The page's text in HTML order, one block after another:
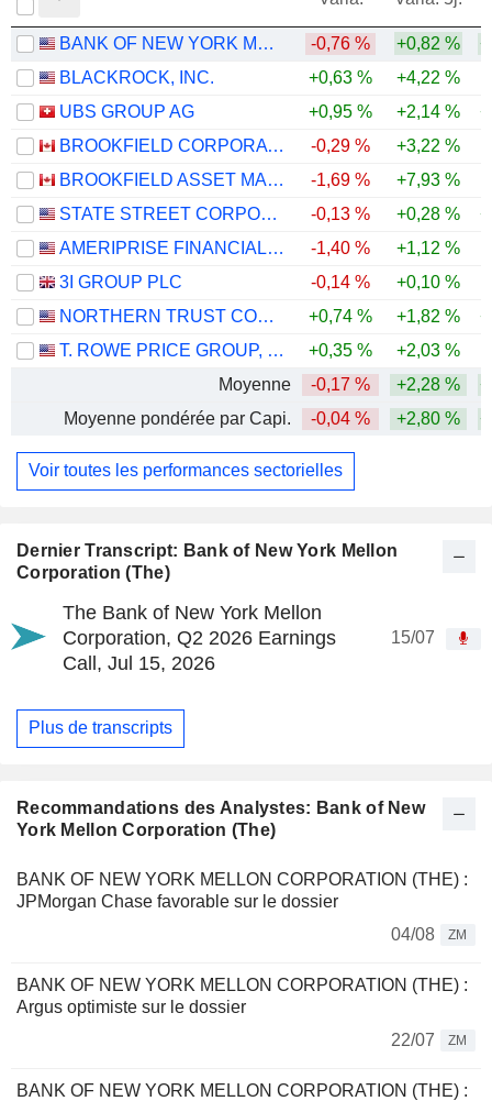
Dernier Transcript: Bank of New York Mellon
Corporation (The)
The Bank of New York Mellon
Corporation, Q2 2026 Earnings
Call, Jul 15, 2026
15/07
Plus de transcripts
Recommandations des Analystes: Bank of New
York Mellon Corporation (The)
BANK OF NEW YORK MELLON CORPORATION (THE) :
JPMorgan Chase favorable sur le dossier
04/08
ZM
BANK OF NEW YORK MELLON CORPORATION (THE) :
Argus optimiste sur le dossier
22/07
ZM
BANK OF NEW YORK MELLON CORPORATION (THE) :
BANK OF NEW YORK MELLON CORPORATION (THE) -0,76 % +0,82 %
BLACKROCK, INC.
+0,63 % +4,22 %
UBS GROUP AG
+0,95 % +2,14 %
BROOKFIELD CORPORATION
-0,29 % +3,22 %
BROOKFIELD ASSET MANAGEMENT LTD.
-1,69 % +7,93 %
STATE STREET CORPORATION
-0,13 % +0,28 %
AMERIPRISE FINANCIAL, INC.
-1,40 % +1,12 %
3I GROUP PLC
-0,14 % +0,10 %
NORTHERN TRUST CORPORATION
+0,74 % +1,82 %
T. ROWE PRICE GROUP, INC.
+0,35 % +2,03 %
Moyenne
-0,17 % +2,28 %
Moyenne pondérée par Capi.
-0,04 % +2,80 %
Voir toutes les performances sectorielles